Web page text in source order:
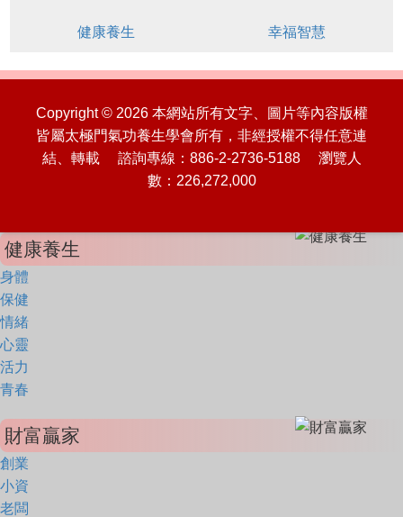
健康養生 幸福智慧
Copyright © 2026 本網站所有文字、圖片等內容版權
皆屬太極門氣功養生學會所有，非經授權不得任意連
結、轉載 諮詢專線：886-2-2736-5188 瀏覽人
數：226,272,000
健康養生
身體
保健
情緒
心靈
活力
青春
財富贏家
創業
小資
老闆